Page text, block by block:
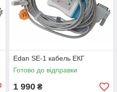
Edan SE-1 кабель ЕКГ
Готово до відправки
1 990 ₴